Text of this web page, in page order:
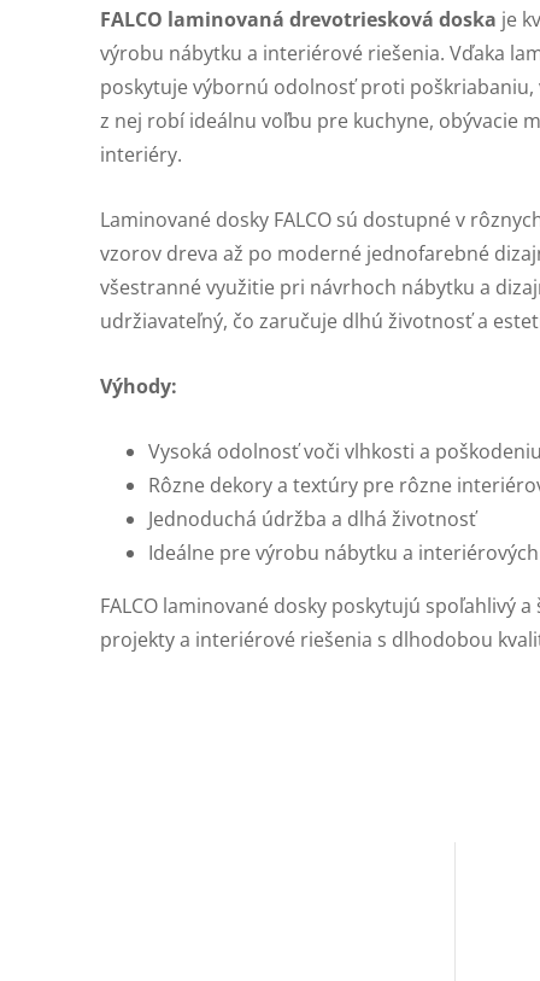
FALCO laminovaná drevotriesková doska je
výrobu nábytku a interiérové riešenia. Vďaka
poskytuje výbornú odolnosť proti
z nej robí ideálnu voľbu pre kuchyne, obývacie
interiéry.
Laminované dosky FALCO sú dostupné v
vzorov dreva až po moderné jednofarebné
všestranné využitie pri návrhoch nábytku a
udržiavateľný, čo zaručuje dlhú životnosť a
Výhody:
Vysoká odolnosť voči vlhkosti a poškodeniu
Rôzne dekory a textúry pre rôzne
Jednoduchá údržba a dlhá životnosť
Ideálne pre výrobu nábytku a
FALCO laminované dosky poskytujú spoľahlivý
projekty a interiérové riešenia s dlhodobou